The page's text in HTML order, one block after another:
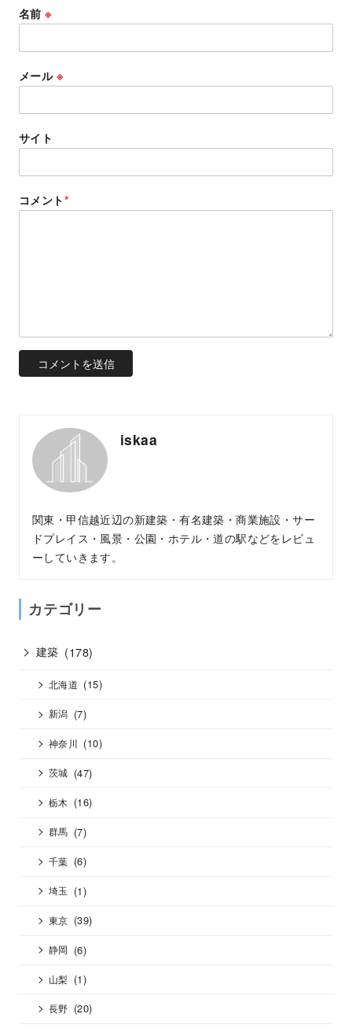
名前※
メール ※
サイト
コメント*
iskaa
関東・甲信越近辺の新建築・有名建築・商業施設・サー
ドプレイス・風景・公園・ホテル・道の駅などをレビュ
ーしていきます。
カテゴリー
建築 (178)
北海道 (15)
新潟 (7)
神奈川 (10)
茨城 (47)
栃木 (16)
群馬 (7)
千葉 (6)
埼玉 (1)
東京 (39)
静岡 (6)
山梨 (1)
長野 (20)